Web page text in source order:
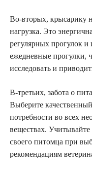
Во-вторых, крысарику
нагрузка. Это
регулярных прогулок и
ежедневные прогулки,
исследовать и
В-третьих, забота о
Выберите
потребности во всех
веществах. Учитывайте
своего питомца при
рекомендациям